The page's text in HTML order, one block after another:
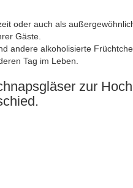
oder auch als
Gäste.
andere alkoholisierte
Tag im Leben.
zur